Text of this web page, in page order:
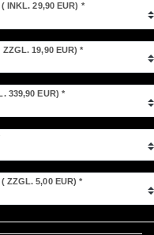
( INKL. 29,90 EUR) *
ZZGL. 19,90 EUR)*
339,90 EUR) *
( ZZGL. 5,00 EUR)*